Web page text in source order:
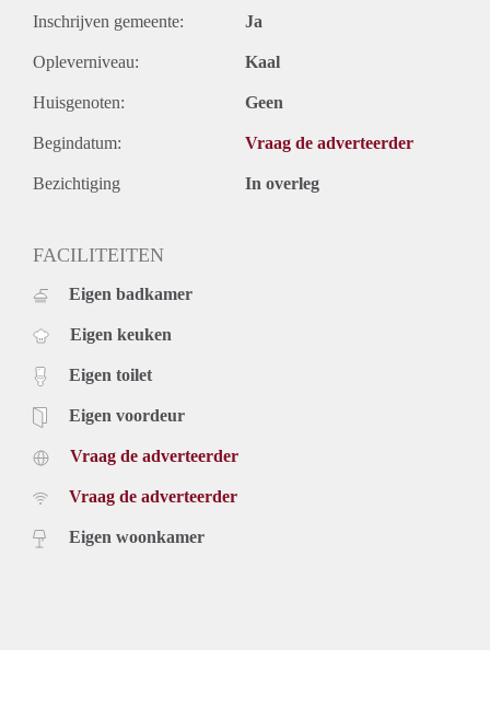
Inschrijven gemeente: Ja
Opleverniveau: Kaal
Huisgenoten: Geen
Begindatum: Vraag de adverteerder
Bezichtiging In overleg
FACILITEITEN
Eigen badkamer
Eigen keuken
Eigen toilet
Eigen voordeur
Vraag de adverteerder
Vraag de adverteerder
Eigen woonkamer